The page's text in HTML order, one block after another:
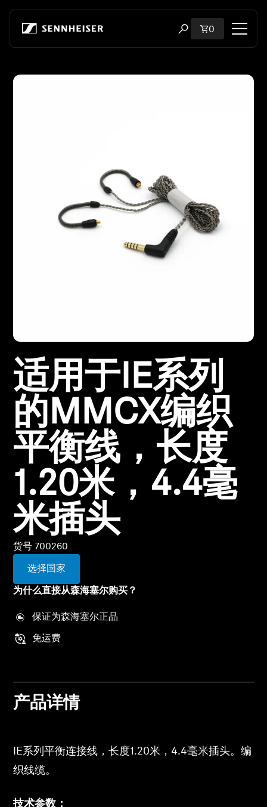
打开搜索弹出窗口
购物车内商
0
加密狗与发射器
探索
关于我们
技术
声音空间
支持
跳至产品信息
适用于IE系列
的MMCX编织
平衡线，长度
1.20米，4.4毫
米插头
货号 700260
选择国家
为什么直接从森海塞尔购买？
保证为森海塞尔正品
免运费
产品详情
IE系列平衡连接线，长度1.20米，4.4毫米插头。编
织线缆。
技术参数：